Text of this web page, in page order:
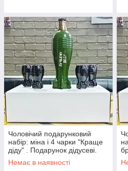
Чоловічий подарунковий
набір: міна і 4 чарки "Краще
діду" . Подарунок дідусеві.
Набір бойовий резерв.
Немає в наявності